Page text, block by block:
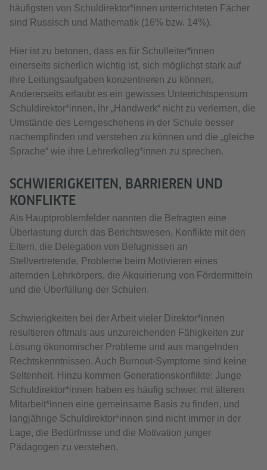
häufigsten von Schuldirektor*innen unterrichteten Fächer
sind Russisch und Mathematik (16% bzw. 14%).
Hier ist zu betonen, dass es für Schulleiter*innen
einerseits sicherlich wichtig ist, sich möglichst stark auf
ihre Leitungsaufgaben konzentrieren zu können.
Andererseits erlaubt es ein gewisses Unterrichtspensum
Schuldirektor*innen, ihr „Handwerk“ nicht zu verlernen, die
Umstände des Lerngeschehens in der Schule besser
nachempfinden und verstehen zu können und die „gleiche
Sprache“ wie ihre Lehrerkolleg*innen zu sprechen.
SCHWIERIGKEITEN, BARRIEREN UND
KONFLIKTE
Als Hauptproblemfelder nannten die Befragten eine
Überlastung durch das Berichtswesen, Konflikte mit den
Eltern, die Delegation von Befugnissen an
Stellvertretende, Probleme beim Motivieren eines
alternden Lehrkörpers, die Akquirierung von Fördermitteln
und die Überfüllung der Schulen.
Schwierigkeiten bei der Arbeit vieler Direktor*innen
resultieren oftmals aus unzureichenden Fähigkeiten zur
Lösung ökonomischer Probleme und aus mangelnden
Rechtskenntnissen. Auch Burnout-Symptome sind keine
Seltenheit. Hinzu kommen Generationskonflikte: Junge
Schuldirektor*innen haben es häufig schwer, mit älteren
Mitarbeit*innen eine gemeinsame Basis zu finden, und
langjährige Schuldirektor*innen sind nicht immer in der
Lage, die Bedürfnisse und die Motivation junger
Pädagogen zu verstehen.